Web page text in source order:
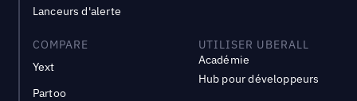
Lanceurs d'alerte
COMPARE
Yext
Partoo
UTILISER UBERALL
Académie
Hub pour développeurs